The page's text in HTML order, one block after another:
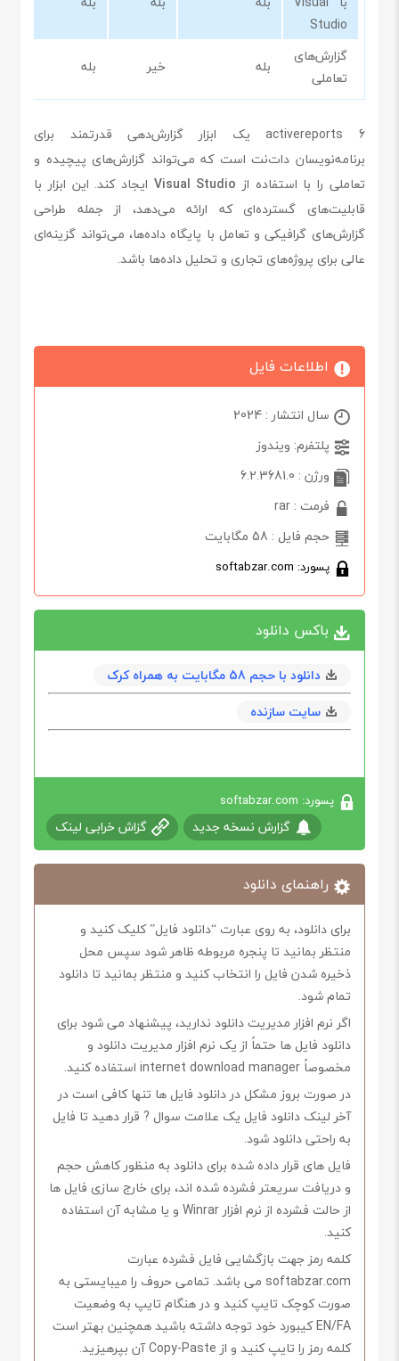
Studio
گزارش‌های
تعاملی
بله خیر بله
activereports 6 یک ابزار گزارش‌دهی قدرتمند برای
برنامه‌نویسان دات‌نت است که می‌تواند گزارش‌های پیچیده و
تعاملی را با استفاده از Visual Studio ایجاد کند. این ابزار با
قابلیت‌های گسترده‌ای که ارائه می‌دهد، از جمله طراحی
گزارش‌های گرافیکی و تعامل با پایگاه داده‌ها، می‌تواند گزینه‌ای
عالی برای پروژه‌های تجاری و تحلیل داده‌ها باشد.
اطلاعات فایل
سال انتشار : 2024
پلتفرم: ویندوز
ورژن : 6.2.3681.0
فرمت : rar
حجم فایل : 58 مگابایت
پسورد: softabzar.com
باکس دانلود
دانلود با حجم 58 مگابايت به همراه کرک
سایت سازنده
پسورد: softabzar.com
گزارش نسخه جدید گزاش خرابی لینک
راهنمای دانلود
برای دانلود، به روی عبارت “دانلود فایل” کلیک کنید و
منتظر بمانید تا پنجره مربوطه ظاهر شود سپس محل
ذخیره شدن فایل را انتخاب کنید و منتظر بمانید تا دانلود
تمام شود.
اگر نرم افزار مدیریت دانلود ندارید، پیشنهاد می شود برای
دانلود فایل ها حتماً از یک نرم افزار مدیریت دانلود و
مخصوصاً internet download manager استفاده کنید.
در صورت بروز مشکل در دانلود فایل ها تنها کافی است در
آخر لینک دانلود فایل یک علامت سوال ? قرار دهید تا فایل
به راحتی دانلود شود.
فایل های قرار داده شده برای دانلود به منظور کاهش حجم
و دریافت سریعتر فشرده شده اند، برای خارج سازی فایل ها
از حالت فشرده از نرم افزار Winrar و یا مشابه آن استفاده
کنید.
کلمه رمز جهت بازگشایی فایل فشرده عبارت
softabzar.com می باشد. تمامی حروف را میبایستی به
صورت کوچک تایپ کنید و در هنگام تایپ به وضعیت
EN/FA کیبورد خود توجه داشته باشید همچنین بهتر است
کلمه رمز را تایپ کنید و از Copy-Paste آن بپرهیزید.